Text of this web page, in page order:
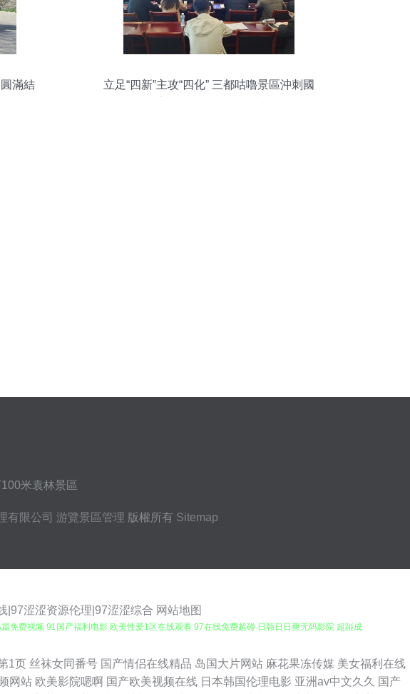
滿結
立足“四新”主攻“四化” 三都咕嚕景區沖刺國
米袁林景區
有限公司 游覽景區管理 版權所有 Sitemap
|97涩涩资源伦理|97涩涩综合 网站地图
费视频 91国产福利电影 欧美性爱1区在线观看 97在线免费超碰 日韩日日爽无码影院 超踫成
精品久无 91九色在线久久 蜜桃精品福利一区 97mm美眉福利视频 麻豆精品13p 91乱子伦国
1页 丝袜女同番号 国产情侣在线精品 岛国大片网站 麻花果冻传媒 美女福利在线
网站 欧美影院嗯啊 国产欧美视频在线 日本韩国伦理电影 亚洲av中文久久 国产